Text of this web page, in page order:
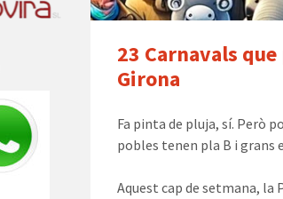
23 Carnavals
Girona
Fa pinta de pluja, sí. Però
pobles tenen pla B i grans
Aquest cap de setmana, la